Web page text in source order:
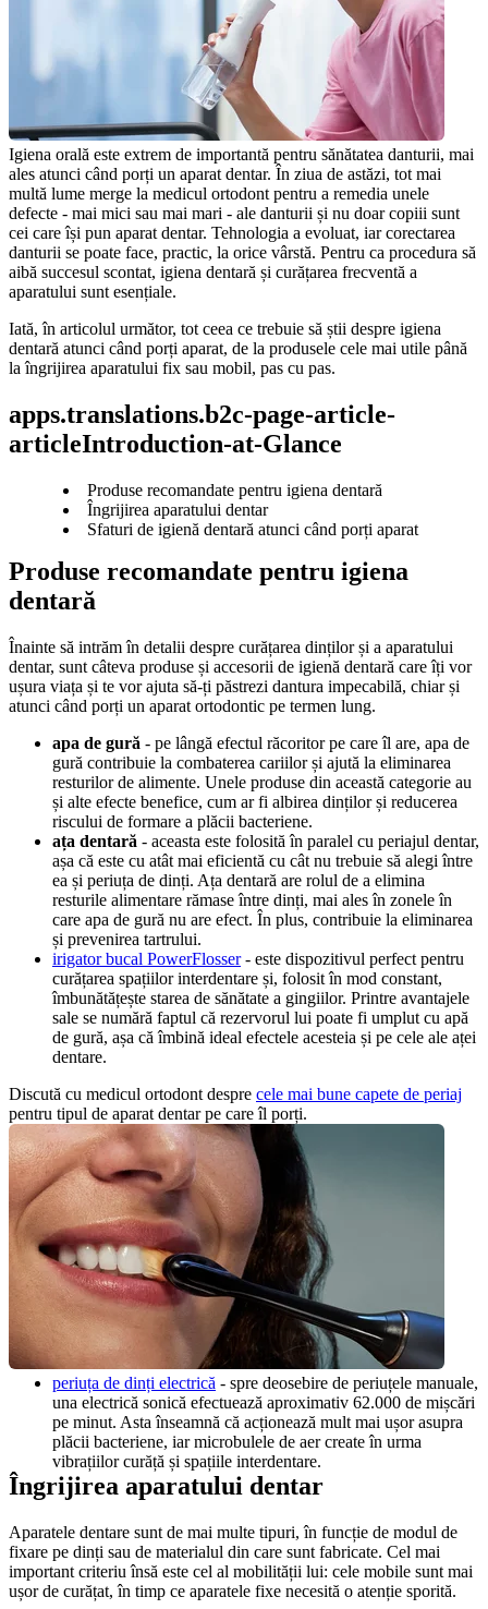
Igiena orală este extrem de importantă pentru sănătatea danturii, mai
ales atunci când porți un aparat dentar. În ziua de astăzi, tot mai
multă lume merge la medicul ortodont pentru a remedia unele
defecte - mai mici sau mai mari - ale danturii și nu doar copiii sunt
cei care își pun aparat dentar. Tehnologia a evoluat, iar corectarea
danturii se poate face, practic, la orice vârstă. Pentru ca procedura să
aibă succesul scontat, igiena dentară și curățarea frecventă a
aparatului sunt esențiale.
Iată, în articolul următor, tot ceea ce trebuie să știi despre igiena
dentară atunci când porți aparat, de la produsele cele mai utile până
la îngrijirea aparatului fix sau mobil, pas cu pas.
apps.translations.b2c-page-article-
articleIntroduction-at-Glance
Produse recomandate pentru igiena dentară
Îngrijirea aparatului dentar
Sfaturi de igienă dentară atunci când porți aparat
Produse recomandate pentru igiena
dentară
Înainte să intrăm în detalii despre curățarea dinților și a aparatului
dentar, sunt câteva produse și accesorii de igienă dentară care îți vor
ușura viața și te vor ajuta să-ți păstrezi dantura impecabilă, chiar și
atunci când porți un aparat ortodontic pe termen lung.
apa de gură - pe lângă efectul răcoritor pe care îl are, apa de
gură contribuie la combaterea cariilor și ajută la eliminarea
resturilor de alimente. Unele produse din această categorie au
și alte efecte benefice, cum ar fi albirea dinților și reducerea
riscului de formare a plăcii bacteriene.
ața dentară - aceasta este folosită în paralel cu periajul dentar,
așa că este cu atât mai eficientă cu cât nu trebuie să alegi între
ea și periuța de dinți. Ața dentară are rolul de a elimina
resturile alimentare rămase între dinți, mai ales în zonele în
care apa de gură nu are efect. În plus, contribuie la eliminarea
și prevenirea tartrului.
irigator bucal PowerFlosser - este dispozitivul perfect pentru
curățarea spațiilor interdentare și, folosit în mod constant,
îmbunătățește starea de sănătate a gingiilor. Printre avantajele
sale se numără faptul că rezervorul lui poate fi umplut cu apă
de gură, așa că îmbină ideal efectele acesteia și pe cele ale aței
dentare.
Discută cu medicul ortodont despre cele mai bune capete de periaj
pentru tipul de aparat dentar pe care îl porți.
periuța de dinți electrică - spre deosebire de periuțele manuale,
una electrică sonică efectuează aproximativ 62.000 de mișcări
pe minut. Asta înseamnă că acționează mult mai ușor asupra
plăcii bacteriene, iar microbulele de aer create în urma
vibrațiilor curăță și spațiile interdentare.
Îngrijirea aparatului dentar
Aparatele dentare sunt de mai multe tipuri, în funcție de modul de
fixare pe dinți sau de materialul din care sunt fabricate. Cel mai
important criteriu însă este cel al mobilității lui: cele mobile sunt mai
ușor de curățat, în timp ce aparatele fixe necesită o atenție sporită.